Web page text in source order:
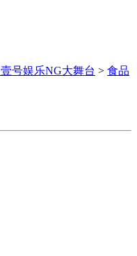
壹号娱乐NG大舞台 > 食品